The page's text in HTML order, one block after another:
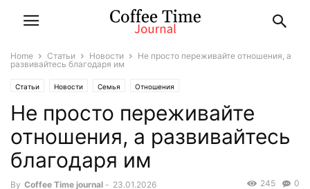
Home Статьи Новости
Не просто переживайте отношения, а
развивайтесь благодаря им
Статьи Новости Семья Отношения
Не просто переживайте
отношения, а развивайтесь
благодаря им
By Coffee Time journal - 23.01.2026 0
245